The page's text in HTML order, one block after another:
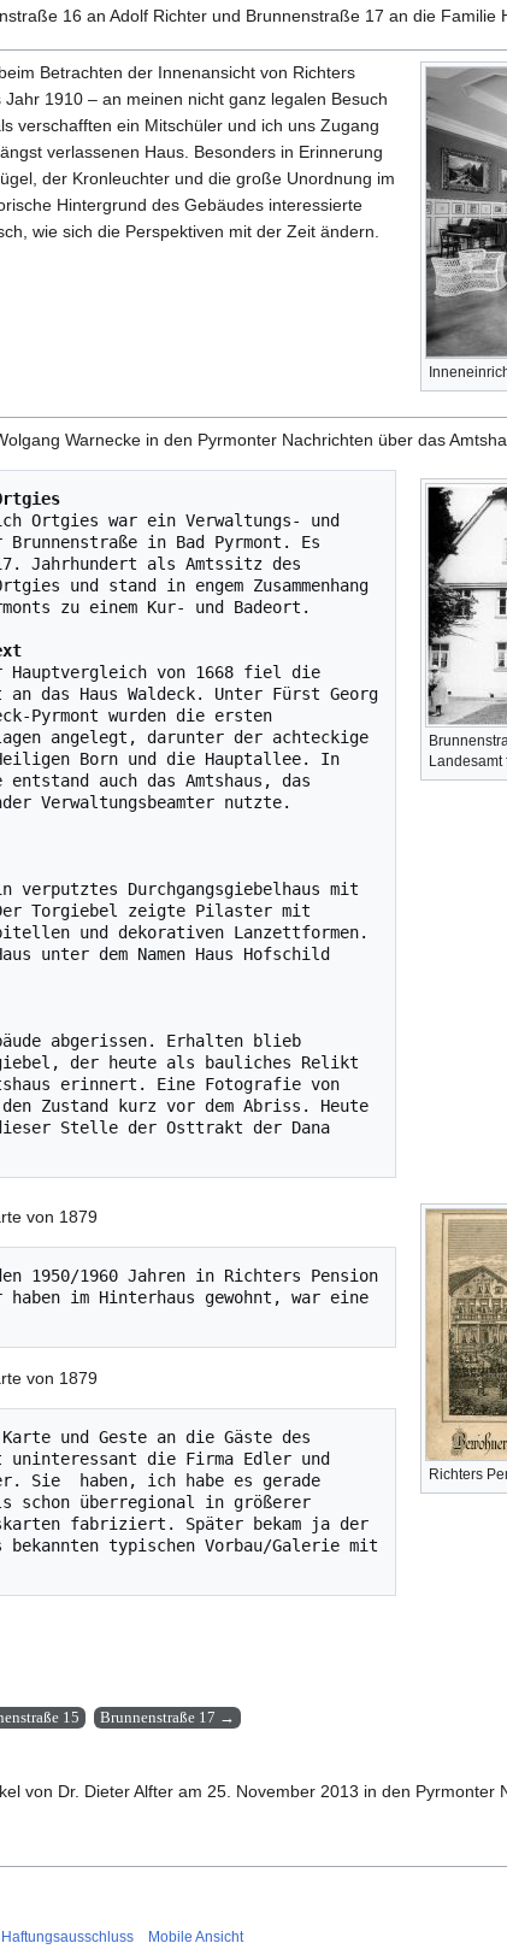
16 an Adolf Richter und Brunnenstraße 17 an die Familie
Betrachten der Innenansicht von Richters
1910 – an meinen nicht ganz legalen Besuch
verschafften ein Mitschüler und ich uns Zugang
verlassenen Haus. Besonders in Erinnerung
der Kronleuchter und die große Unordnung im
Hintergrund des Gebäudes interessierte
wie sich die Perspektiven mit der Zeit ändern.
Warnecke in den Pyrmonter Nachrichten über das
Ortgies war ein Verwaltungs- und
Brunnenstraße in Bad Pyrmont. Es
Jahrhundert als Amtssitz des
und stand in engem Zusammenhang
zu einem Kur- und Badeort.
Hauptvergleich von 1668 fiel die
an das Haus Waldeck. Unter Fürst Georg
wurden die ersten
angelegt, darunter der achteckige
Heiligen Born und die Hauptallee. In
entstand auch das Amtshaus, das
Verwaltungsbeamter nutzte.
verputztes Durchgangsgiebelhaus mit
Der Torgiebel zeigte Pilaster mit
und dekorativen Lanzettformen.
unter dem Namen Haus Hofschild
abgerissen. Erhalten blieb
der heute als bauliches Relikt
erinnert. Eine Fotografie von
Zustand kurz vor dem Abriss. Heute
Stelle der Osttrakt der Dana
Richters
von 1879
1950/1960 Jahren in Richters Pension
im Hinterhaus gewohnt, war eine
von 1879
und Geste an die Gäste des
uninteressant die Firma Edler und
Sie  haben, ich habe es gerade
schon überregional in größerer
fabriziert. Später bekam ja der
typischen Vorbau/Galerie mit
15 Brunnenstraße 17 →
von Dr. Dieter Alfter am 25. November 2013 in den Pyrmonter
Haftungsausschluss Mobile Ansicht